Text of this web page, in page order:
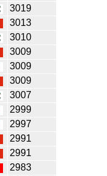
3019
3013
3010
3009
3009
3009
3007
2999
2997
2991
2991
2983